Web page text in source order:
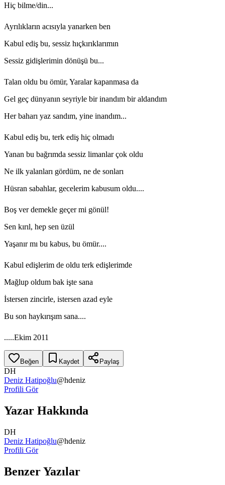
Hiç bilme/din...
Ayrılıkların acısıyla yanarken ben
Kabul ediş bu, sessiz hıçkırıklarımın
Sessiz gidişlerimin dönüşü bu...
Talan oldu bu ömür, Yaralar kapanmasa da
Gel geç dünyanın seyriyle bir inandım bir aldandım
Her baharı yaz sandım, yine inandım...
Kabul ediş bu, terk ediş hiç olmadı
Yanan bu bağrımda sessiz limanlar çok oldu
Ne ilk yalanları gördüm, ne de sonları
Hüsran sabahlar, gecelerim kabusum oldu....
Boş ver demekle geçer mi gönül!
Sen kırıl, hep sen üzül
Yaşanır mı bu kabus, bu ömür....
Kabul edişlerim de oldu terk edişlerimde
Mağlup oldum bak işte sana
İstersen zincirle, istersen azad eyle
Bu son haykırışım sana....
.....Ekim 2011
Beğen Kaydet Paylaş
DH
Deniz Hatipoğlu@hdeniz
Profili Gör
Yazar Hakkında
DH
Deniz Hatipoğlu@hdeniz
Profili Gör
Benzer Yazılar